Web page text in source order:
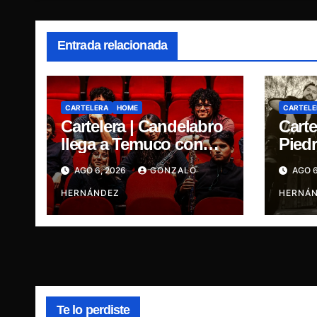
Entrada relacionada
CARTELERA HOME
Cartelera | Candelabro
llega a Temuco con
una noche cargada de
indie
AGO 6, 2026 GONZALO
HERNÁNDEZ
René
AGO
Te lo perdiste